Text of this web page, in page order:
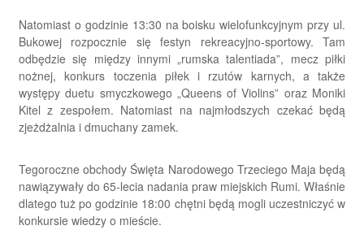
Natomiast o godzinie 13:30 na boisku wielofunkcyjnym przy ul.
Bukowej rozpocznie się festyn rekreacyjno-sportowy. Tam
odbędzie się między innymi „rumska talentiada”, mecz piłki
nożnej, konkurs toczenia piłek i rzutów karnych, a także
występy duetu smyczkowego „Queens of Violins” oraz Moniki
Kitel z zespołem. Natomiast na najmłodszych czekać będą
zjeżdżalnia i dmuchany zamek.
Tegoroczne obchody Święta Narodowego Trzeciego Maja będą
nawiązywały do 65-lecia nadania praw miejskich Rumi. Właśnie
dlatego tuż po godzinie 18:00 chętni będą mogli uczestniczyć w
konkursie wiedzy o mieście.